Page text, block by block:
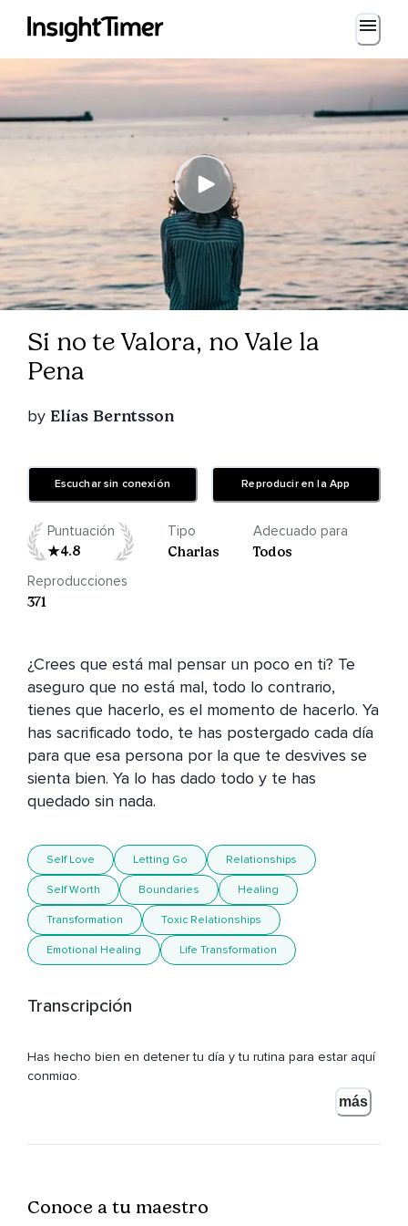
Si no te Valora, no Vale la
Pena
by Elías Berntsson
Escuchar sin conexión Reproducir en la App
Puntuación
4.8
Tipo
Charlas
Adecuado para
Todos
Reproducciones
371
¿Crees que está mal pensar un poco en ti? Te
aseguro que no está mal, todo lo contrario,
tienes que hacerlo, es el momento de hacerlo. Ya
has sacrificado todo, te has postergado cada día
para que esa persona por la que te desvives se
sienta bien. Ya lo has dado todo y te has
quedado sin nada.
Self Love Letting Go Relationships
Self Worth Boundaries Healing
Transformation Toxic Relationships
Emotional Healing Life Transformation
Transcripción
Has hecho bien en detener tu día y tu rutina para estar aquí
conmigo.
Olvídate unos minutos de todo lo que tienes planeado,
más
Conoce a tu maestro